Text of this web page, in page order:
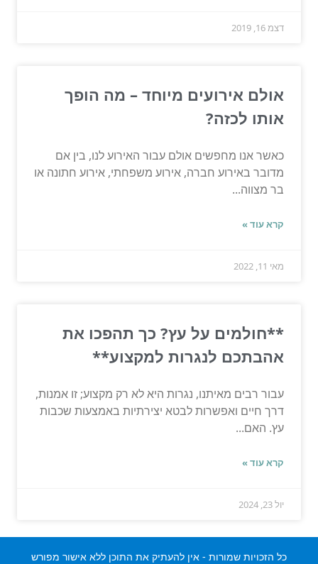
דצמ 16, 2019
אולם אירועים מיוחד – מה הופך
אותו לכזה?
כאשר אנו מחפשים אולם עבור האירוע לנו, בין אם
מדובר באירוע חברה, אירוע משפחתי, אירוע חתונה או
בר מצווה...
קרא עוד »
מאי 11, 2022
**חולמים על עץ? כך תהפכו את
אהבתכם לנגרות למקצוע**
עבור רבים מאיתנו, נגרות היא לא רק מקצוע; זו אמנות,
דרך חיים ואפשרות לבטא יצירתיות באמצעות שכבות
עץ. האם...
קרא עוד »
יול 23, 2024
כל הזכויות שמורות - אין להעתיק את התוכן ללא אישור מפורש